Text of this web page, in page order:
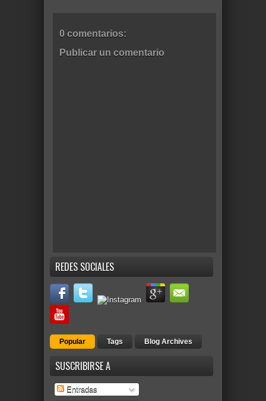
0 comentarios:
Publicar un comentario
REDES SOCIALES
Popular Tags Blog Archives
SUSCRIBIRSE A
Entradas